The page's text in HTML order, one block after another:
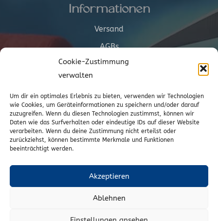
Cookie-Zustimmung
verwalten
Um dir ein optimales Erlebnis zu bieten, verwenden wir Technologien
wie Cookies, um Geräteinformationen zu speichern und/oder darauf
zuzugreifen. Wenn du diesen Technologien zustimmst, können wir
Daten wie das Surfverhalten oder eindeutige IDs auf dieser Website
verarbeiten. Wenn du deine Zustimmung nicht erteilst oder
zurückziehst, können bestimmte Merkmale und Funktionen
beeinträchtigt werden.
Akzeptieren
Ablehnen
Informationen
Versand
AGBs
Cookie-Richtlinie (EU)
Kontakt
Wr. Neustädterstrasse 20
02252/72974
office@to-stoffe.at